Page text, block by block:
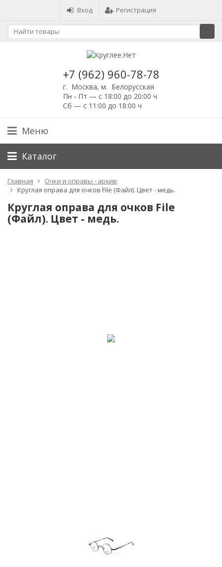
Вход Регистрация
+7 (962) 960-78-78
г. Москва, м. Белорусская
Пн - Пт — с 18:00 до 20:00 ч
Сб — с 11:00 до 18:00 ч
Меню
Каталог
Главная
Очки и оправы - архив
Круглая оправа для очков File (Файл). Цвет - медь.
Круглая оправа для очков File
(Файл). Цвет - медь.